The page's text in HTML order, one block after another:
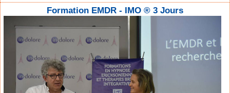
Formation EMDR - IMO ® 3 Jours